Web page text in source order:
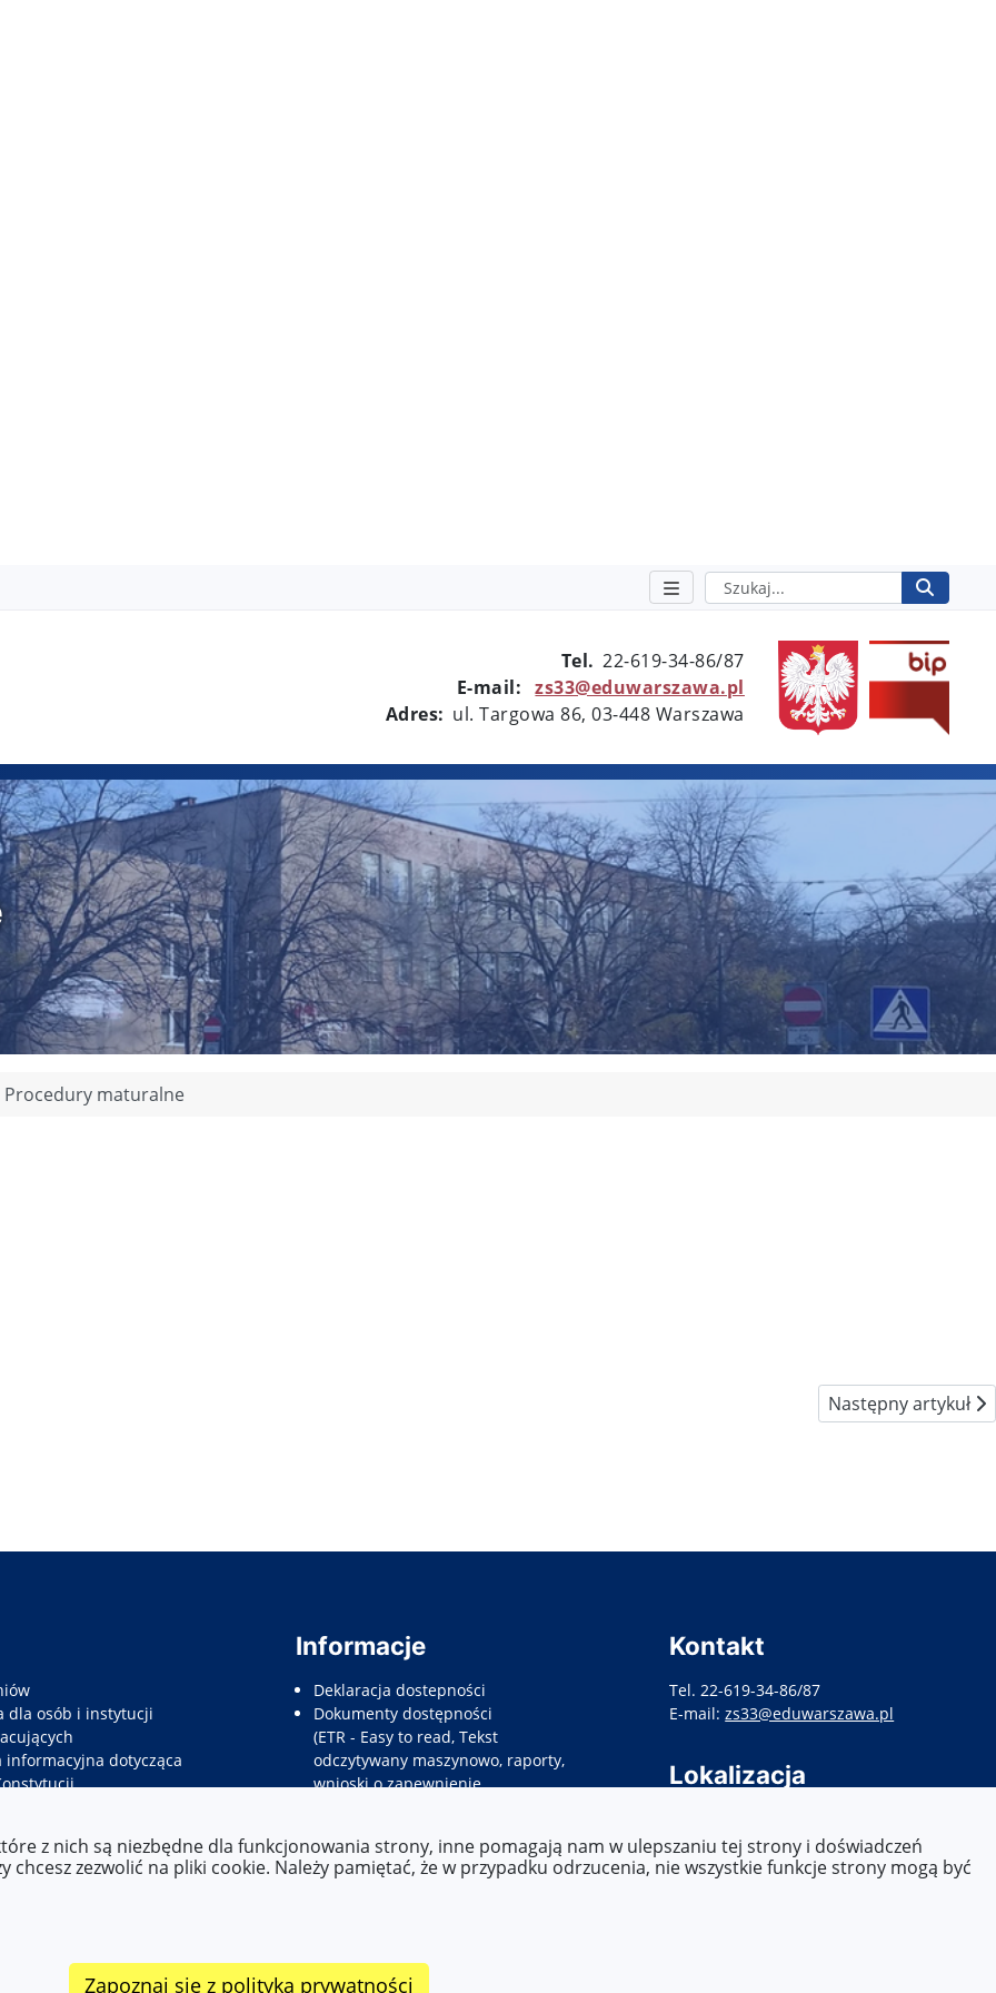
Szukaj
Tel. 22-619-34-86/87
E-mail:
zs33@eduwarszawa.pl
Adres: ul. Targowa 86, 03-448 Warszawa
Procedury maturalne
Następny artykuł:
Następny artykuł
dla osób i instytucji
informacyjna dotycząca
informacyjne dla
do pracy
Informacje
Deklaracja dostepności
Dokumenty dostępności
(ETR - Easy to read, Tekst
odczytywany maszynowo, raporty,
wnioski o zapewnienie
Kontakt
Tel. 22-619-34-86/87
E-mail:zs33@eduwarszawa.pl
Lokalizacja
03-448 Warszawa
z nich są niezbędne dla funkcjonowania strony, inne pomagają nam w ulepszaniu tej strony i doświadczeń
chcesz zezwolić na pliki cookie. Należy pamiętać, że w przypadku odrzucenia, nie wszystkie funkcje strony mogą być
Zapoznaj się z polityką prywatności